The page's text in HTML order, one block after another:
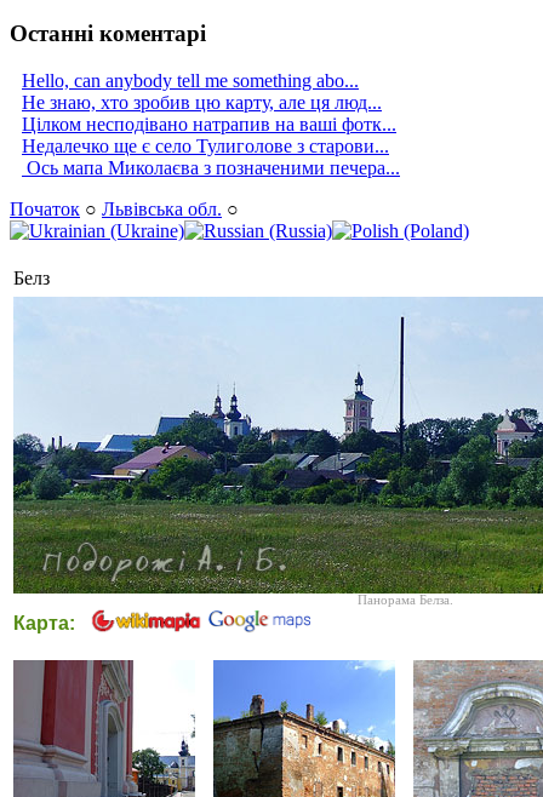
Останні коментарі
Hello, can anybody tell me something abo...
Не знаю, хто зробив цю карту, але ця люд...
Цілком несподівано натрапив на ваші фотк...
Недалечко ще є село Тулиголове з старови...
Ось мапа Миколаєва з позначеними печера...
Початок ○ Львівська обл. ○
Белз
Панорама Белза.
Карта: